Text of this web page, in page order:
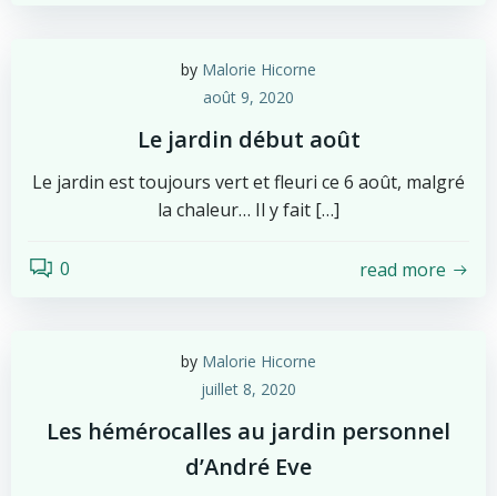
by Malorie Hicorne
août 9, 2020
Le jardin début août
Le jardin est toujours vert et fleuri ce 6 août, malgré
la chaleur… Il y fait […]
0 read more
by Malorie Hicorne
juillet 8, 2020
Les hémérocalles au jardin personnel
d’André Eve